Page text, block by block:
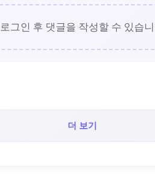
로그인 후 댓글을 작성할 수 있습
더 보기